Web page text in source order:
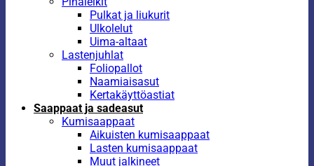
Pulkat ja liukurit
Ulkolelut
Uima-altaat
Lastenjuhlat
Foliopallot
Naamiaisasut
Kertakäyttöastiat
Saappaat ja sadeasut
Kumisaappaat
Aikuisten kumisaappaat
Lasten kumisaappaat
Muut jalkineet